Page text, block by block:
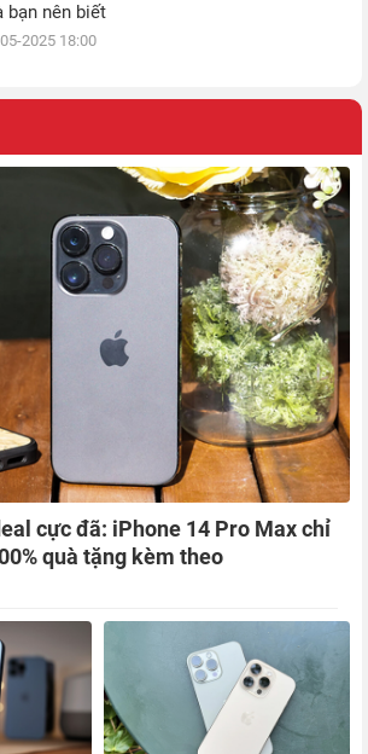
bạn nên biết
2025 18:00
cực đã: iPhone 14 Pro Max chỉ
quà tặng kèm theo